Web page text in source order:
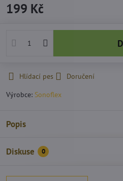
199 Kč
Hlídací pes
Doručení
Výrobce: Sonoflex
Popis
Diskuse 0